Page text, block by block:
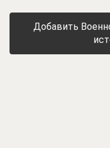
Добавить